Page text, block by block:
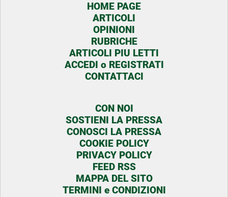
HOME PAGE
ARTICOLI
OPINIONI
RUBRICHE
ARTICOLI PIU LETTI
ACCEDI o REGISTRATI
CONTATTACI
CON NOI
SOSTIENI LA PRESSA
CONOSCI LA PRESSA
COOKIE POLICY
PRIVACY POLICY
FEED RSS
MAPPA DEL SITO
TERMINI e CONDIZIONI